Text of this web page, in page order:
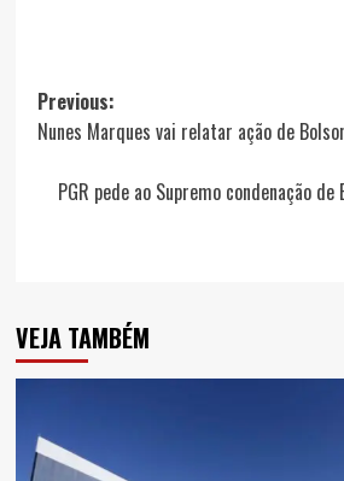
Post
navigation
Previous:
Nunes Marques vai relatar ação de
PGR pede ao Supremo condenação
VEJA TAMBÉM